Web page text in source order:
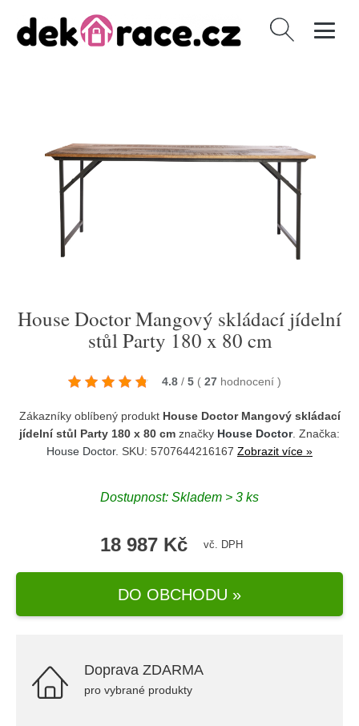
Vyhledávání
House Doctor Mangový skládací jídelní
stůl Party 180 x 80 cm
4.8 / 5 ( 27 hodnocení )
Zákazníky oblíbený produkt House Doctor Mangový skládací
jídelní stůl Party 180 x 80 cm značky House Doctor. Značka:
House Doctor. SKU: 5707644216167 Zobrazit více »
Dostupnost: Skladem > 3 ks
18 987 Kč vč. DPH
DO OBCHODU »
Doprava ZDARMA
pro vybrané produkty